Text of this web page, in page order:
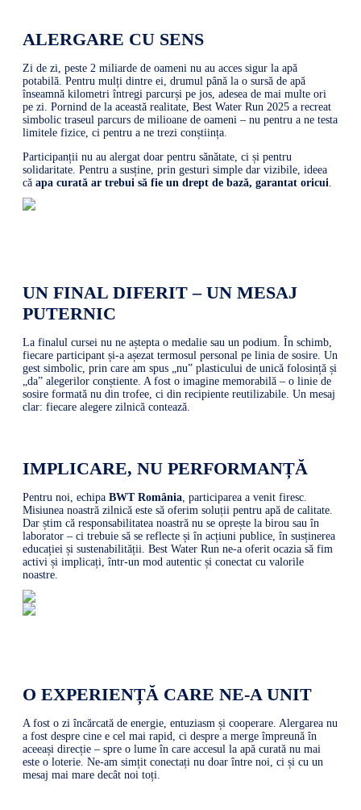
ALERGARE CU SENS
Zi de zi, peste 2 miliarde de oameni nu au acces sigur la apă
potabilă. Pentru mulți dintre ei, drumul până la o sursă de apă
înseamnă kilometri întregi parcurși pe jos, adesea de mai multe ori
pe zi. Pornind de la această realitate, Best Water Run 2025 a recreat
simbolic traseul parcurs de milioane de oameni – nu pentru a ne testa
limitele fizice, ci pentru a ne trezi conștiința.
Participanții nu au alergat doar pentru sănătate, ci și pentru
solidaritate. Pentru a susține, prin gesturi simple dar vizibile, ideea
că apa curată ar trebui să fie un drept de bază, garantat oricui.
UN FINAL DIFERIT – UN MESAJ
PUTERNIC
La finalul cursei nu ne aștepta o medalie sau un podium. În schimb,
fiecare participant și-a așezat termosul personal pe linia de sosire. Un
gest simbolic, prin care am spus „nu” plasticului de unică folosință și
„da” alegerilor conștiente. A fost o imagine memorabilă – o linie de
sosire formată nu din trofee, ci din recipiente reutilizabile. Un mesaj
clar: fiecare alegere zilnică contează.
IMPLICARE, NU PERFORMANȚĂ
Pentru noi, echipa BWT România, participarea a venit firesc.
Misiunea noastră zilnică este să oferim soluții pentru apă de calitate.
Dar știm că responsabilitatea noastră nu se oprește la birou sau în
laborator – ci trebuie să se reflecte și în acțiuni publice, în susținerea
educației și sustenabilității. Best Water Run ne-a oferit ocazia să fim
activi și implicați, într-un mod autentic și conectat cu valorile
noastre.
O EXPERIENȚĂ CARE NE-A UNIT
A fost o zi încărcată de energie, entuziasm și cooperare. Alergarea nu
a fost despre cine e cel mai rapid, ci despre a merge împreună în
aceeași direcție – spre o lume în care accesul la apă curată nu mai
este o loterie. Ne-am simțit conectați nu doar între noi, ci și cu un
mesaj mai mare decât noi toți.